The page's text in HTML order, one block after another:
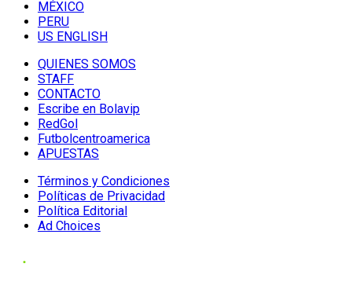
MÉXICO
PERU
US ENGLISH
QUIENES SOMOS
STAFF
CONTACTO
Escribe en Bolavip
RedGol
Futbolcentroamerica
APUESTAS
Términos y Condiciones
Políticas de Privacidad
Política Editorial
Ad Choices